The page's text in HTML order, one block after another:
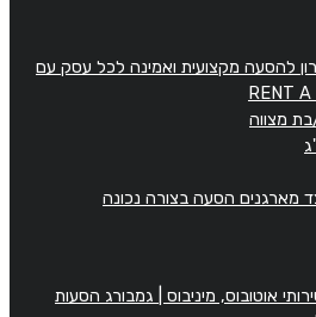
להסעה מקצועית ואמינה לכל עסק עם
מצווה
מארגנים הסעה בצורה נכונה
אוטובוס, מיניבוס | גמבורג הסעות